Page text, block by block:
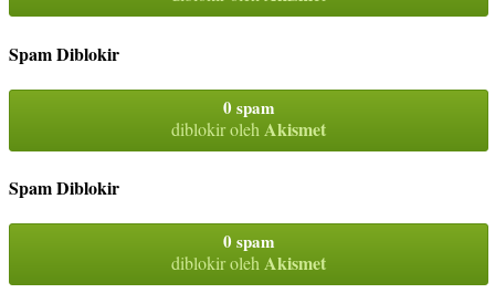
Spam Diblokir
0 spam
diblokir oleh Akismet
Spam Diblokir
0 spam
diblokir olehAkismet